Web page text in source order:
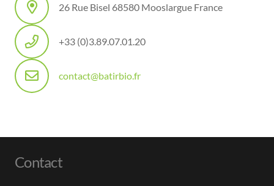
26 Rue Bisel 68580 Mooslargue France
+33 (0)3.89.07.01.20
contact@batirbio.fr
Contact